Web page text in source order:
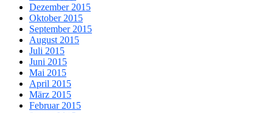
Dezember 2015
Oktober 2015
September 2015
August 2015
Juli 2015
Juni 2015
Mai 2015
April 2015
März 2015
Februar 2015